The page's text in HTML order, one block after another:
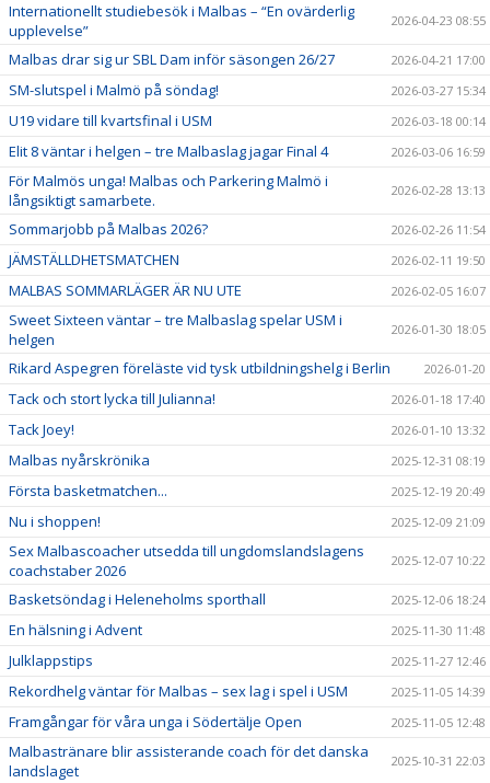
Internationellt studiebesök i Malbas – “En ovärderlig
upplevelse”
2026-04-23 08:55
Malbas drar sig ur SBL Dam inför säsongen 26/27 2026-04-21 17:00
SM-slutspel i Malmö på söndag! 2026-03-27 15:34
U19 vidare till kvartsfinal i USM 2026-03-18 00:14
Elit 8 väntar i helgen – tre Malbaslag jagar Final 4 2026-03-06 16:59
För Malmös unga! Malbas och Parkering Malmö i
långsiktigt samarbete.
2026-02-28 13:13
Sommarjobb på Malbas 2026? 2026-02-26 11:54
JÄMSTÄLLDHETSMATCHEN 2026-02-11 19:50
MALBAS SOMMARLÄGER ÄR NU UTE 2026-02-05 16:07
Sweet Sixteen väntar – tre Malbaslag spelar USM i
helgen
2026-01-30 18:05
Rikard Aspegren föreläste vid tysk utbildningshelg i Berlin 2026-01-20
Tack och stort lycka till Julianna! 2026-01-18 17:40
Tack Joey! 2026-01-10 13:32
Malbas nyårskrönika 2025-12-31 08:19
Första basketmatchen... 2025-12-19 20:49
Nu i shoppen! 2025-12-09 21:09
Sex Malbascoacher utsedda till ungdomslandslagens
coachstaber 2026
2025-12-07 10:22
Basketsöndag i Heleneholms sporthall 2025-12-06 18:24
En hälsning i Advent 2025-11-30 11:48
Julklappstips 2025-11-27 12:46
Rekordhelg väntar för Malbas – sex lag i spel i USM 2025-11-05 14:39
Framgångar för våra unga i Södertälje Open 2025-11-05 12:48
Malbastränare blir assisterande coach för det danska
landslaget
2025-10-31 22:03